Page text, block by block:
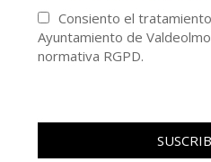
Consiento el
Ayuntamiento de
normativa RGPD.